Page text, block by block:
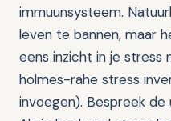
immuunsysteem.
leven te bannen, maar
eens inzicht in je stress
holmes-rahe stress
invoegen). Bespreek